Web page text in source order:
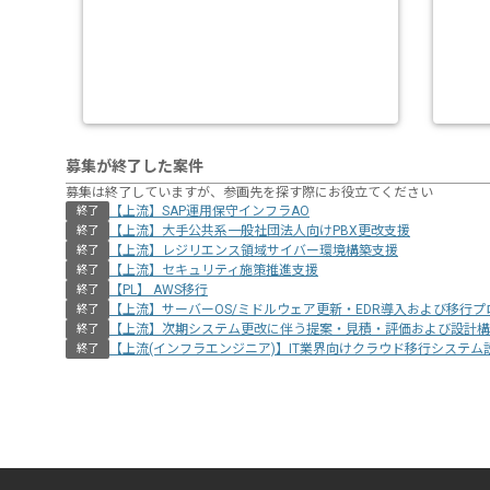
募集が終了した案件
募集は終了していますが、参画先を探す際にお役立てください
終了 【上流】SAP運用保守インフラAO
終了 【上流】大手公共系一般社団法人向けPBX更改支援
終了 【上流】レジリエンス領域サイバー環境構築支援
終了 【上流】セキュリティ施策推進支援
終了 【PL】 AWS移行
終了 【上流】サーバーOS/ミドルウェア更新・EDR導入および移行プ
終了 【上流】次期システム更改に伴う提案・見積・評価および設計
終了 【上流(インフラエンジニア)】IT業界向けクラウド移行システム